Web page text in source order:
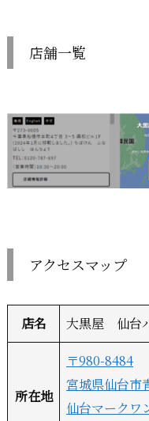
店舗一覧
アクセスマップ
店名 大黒屋 仙台
所在地
〒980-8484
宮城県仙台市
仙台マークワ